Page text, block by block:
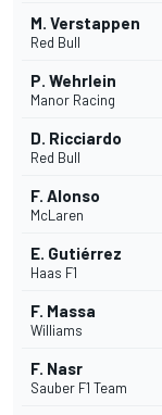
M. Verstappen
Red Bull
P. Wehrlein
Manor Racing
D. Ricciardo
Red Bull
F. Alonso
McLaren
E. Gutiérrez
Haas F1
F. Massa
Williams
F. Nasr
Sauber F1 Team